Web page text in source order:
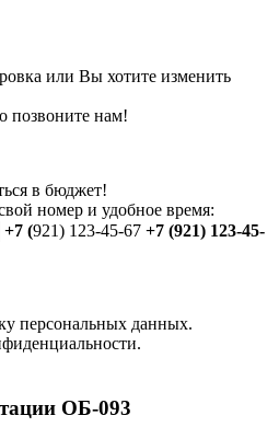
или Вы хотите изменить
позвоните нам!
в бюджет!
номер и удобное время:
+7 (921) 123-45-67 +7 (921) 123-45-
персональных данных.
ОБ-093